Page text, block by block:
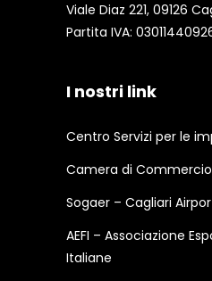
Viale Diaz 221, 09126
Partita IVA:
I nostri link
Centro Servizi per le
Camera di
Sogaer – Cagliari
AEFI – Associazione
Italiane